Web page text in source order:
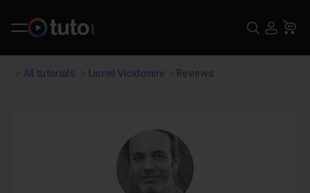
Search
All tutorials Lionel Vicidomini Reviews